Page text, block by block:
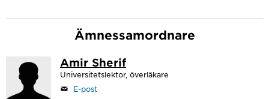
Ämnessamordnare
Amir Sherif
Universitetslektor, överläkare
E-post